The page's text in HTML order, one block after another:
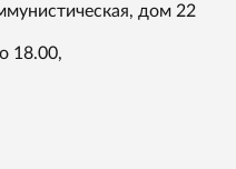
дом 22
18.00,